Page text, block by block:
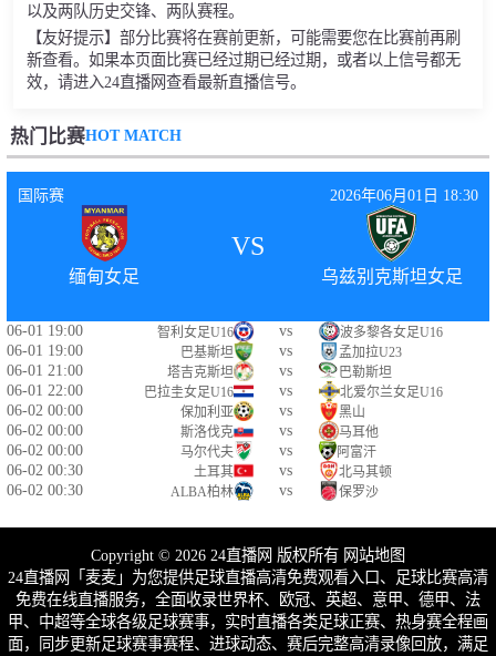
以及两队历史交锋、两队赛程。
【友好提示】部分比赛将在赛前更新，可能需要您在比赛前再刷
新查看。如果本页面比赛已经过期已经过期，或者以上信号都无
效，请进入24直播网查看最新直播信号。
热门比赛HOT MATCH
国际赛 2026年06月01日 18:30
缅甸女足
VS
乌兹别克斯坦女足
06-01 19:00 智利女足U16 vs 波多黎各女足U16
06-01 19:00 巴基斯坦 vs 孟加拉U23
06-01 21:00 塔吉克斯坦 vs 巴勒斯坦
06-01 22:00 巴拉圭女足U16 vs 北爱尔兰女足U16
06-02 00:00 保加利亚 vs 黑山
06-02 00:00 斯洛伐克 vs 马耳他
06-02 00:00 马尔代夫 vs 阿富汗
06-02 00:30 土耳其 vs 北马其顿
06-02 00:30 ALBA柏林 vs 保罗沙
Copyright © 2026 24直播网 版权所有 网站地图
24直播网「麦麦」为您提供足球直播高清免费观看入口、足球比赛高清
免费在线直播服务，全面收录世界杯、欧冠、英超、意甲、德甲、法
甲、中超等全球各级足球赛事，实时直播各类足球正赛、热身赛全程画
面，同步更新足球赛事赛程、进球动态、赛后完整高清录像回放，满足